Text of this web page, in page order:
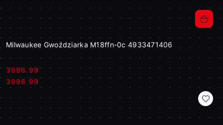
Milwaukee Gwoździarka M18ffn-0c 4933471406
Cena:
3996.99
Cena:
3996.99